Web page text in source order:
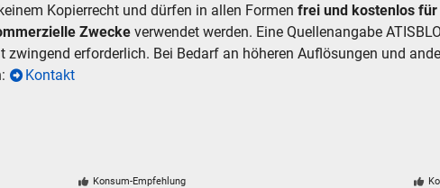
Kopierrecht und dürfen in allen Formen frei und kostenlos
Zweckeverwendet werden. Eine Quellenangabe
zwingend erforderlich. Bei Bedarf an höheren Auflösungen und
Kontakt
Konsum-Empfehlung